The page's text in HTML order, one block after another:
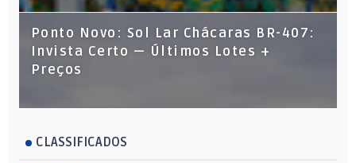
Ponto Novo: Sol Lar Chácaras BR-407:
Invista Certo — Últimos Lotes +
Preços
CLASSIFICADOS